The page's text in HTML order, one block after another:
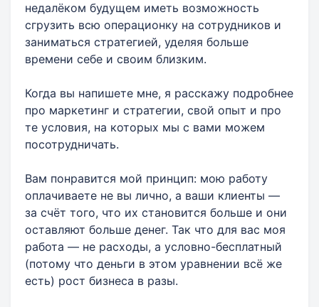
недалёком будущем иметь возможность
сгрузить всю операционку на сотрудников и
заниматься стратегией, уделяя больше
времени себе и своим близким.
Когда вы напишете мне, я расскажу подробнее
про маркетинг и стратегии, свой опыт и про
те условия, на которых мы с вами можем
посотрудничать.
Вам понравится мой принцип: мою работу
оплачиваете не вы лично, а ваши клиенты —
за счёт того, что их становится больше и они
оставляют больше денег. Так что для вас моя
работа — не расходы, а условно-бесплатный
(потому что деньги в этом уравнении всё же
есть) рост бизнеса в разы.